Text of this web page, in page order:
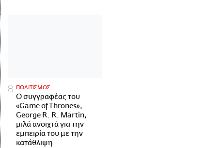
ΠΟΛΙΤΙΣΜΟΣ
Ο συγγραφέας του
«Game of Thrones»,
George R. R. Martin,
μιλά ανοιχτά για την
εμπειρία του με την
κατάθλιψη